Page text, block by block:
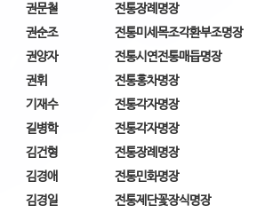
권문철
전통장례명장
권순조 전통미세목조각환부조명장
권양자 전통시연전통매듭명장
권휘
전통홍차명장
기재수 전통각자명장
길병학
전통각자명장
김건형
전통장례명장
김경애
전통민화명장
김경일
전통제단꽃장식명장